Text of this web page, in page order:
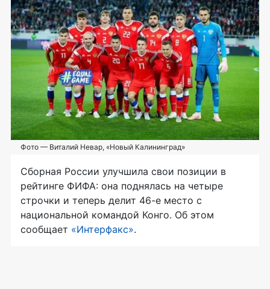
Фото — Виталий Невар, «Новый Калининград»
Сборная России улучшила свои позиции в
рейтинге ФИФА: она поднялась на четыре
строчки и теперь делит 46-е место с
национальной командой Конго. Об этом
сообщает «Интерфакс».